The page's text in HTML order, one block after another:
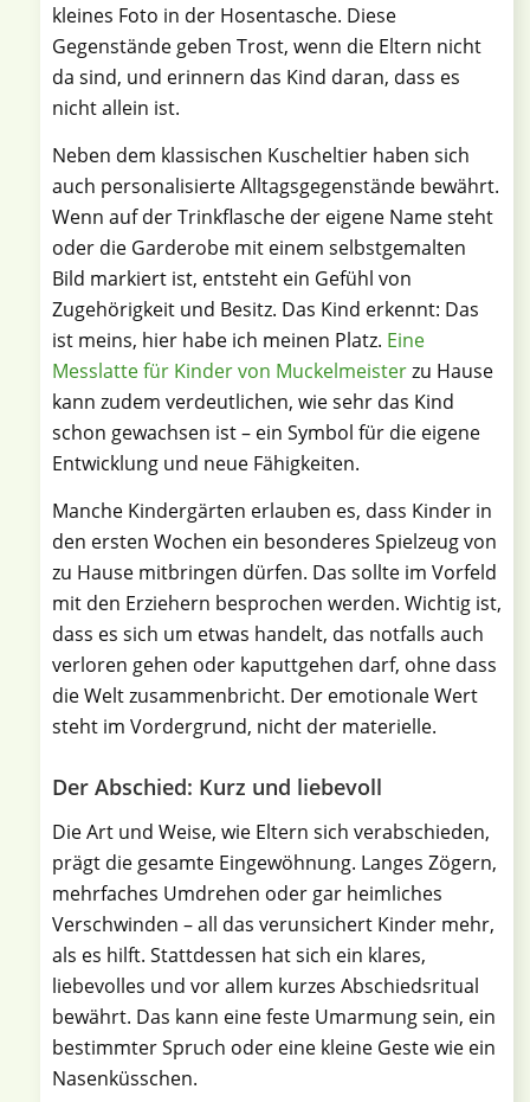
kleines Foto in der Hosentasche. Diese
Gegenstände geben Trost, wenn die Eltern nicht
da sind, und erinnern das Kind daran, dass es
nicht allein ist.
Neben dem klassischen Kuscheltier haben sich
auch personalisierte Alltagsgegenstände bewährt.
Wenn auf der Trinkflasche der eigene Name steht
oder die Garderobe mit einem selbstgemalten
Bild markiert ist, entsteht ein Gefühl von
Zugehörigkeit und Besitz. Das Kind erkennt: Das
ist meins, hier habe ich meinen Platz. Eine
Messlatte für Kinder von Muckelmeisterzu Hause
kann zudem verdeutlichen, wie sehr das Kind
schon gewachsen ist – ein Symbol für die eigene
Entwicklung und neue Fähigkeiten.
Manche Kindergärten erlauben es, dass Kinder in
den ersten Wochen ein besonderes Spielzeug von
zu Hause mitbringen dürfen. Das sollte im Vorfeld
mit den Erziehern besprochen werden. Wichtig ist,
dass es sich um etwas handelt, das notfalls auch
verloren gehen oder kaputtgehen darf, ohne dass
die Welt zusammenbricht. Der emotionale Wert
steht im Vordergrund, nicht der materielle.
Der Abschied: Kurz und liebevoll
Die Art und Weise, wie Eltern sich verabschieden,
prägt die gesamte Eingewöhnung. Langes Zögern,
mehrfaches Umdrehen oder gar heimliches
Verschwinden – all das verunsichert Kinder mehr,
als es hilft. Stattdessen hat sich ein klares,
liebevolles und vor allem kurzes Abschiedsritual
bewährt. Das kann eine feste Umarmung sein, ein
bestimmter Spruch oder eine kleine Geste wie ein
Nasenküsschen.